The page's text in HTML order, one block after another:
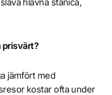
hlavná stanica,
prisvärt?
jämfört med
kostar ofta under